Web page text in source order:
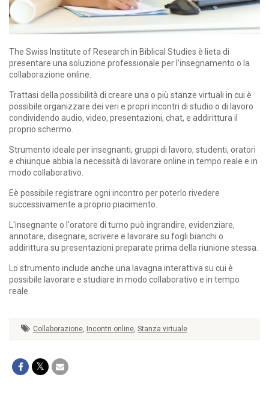
The Swiss Institute of Research in Biblical Studies è lieta di
presentare una soluzione professionale per l’insegnamento o la
collaborazione online.
Trattasi della possibilità di creare una o più stanze virtuali in cui è
possibile organizzare dei veri e propri incontri di studio o di lavoro
condividendo audio, video, presentazioni, chat, e addirittura il
proprio schermo.
Strumento ideale per insegnanti, gruppi di lavoro, studenti, oratori
e chiunque abbia la necessità di lavorare online in tempo reale e in
modo collaborativo.
Eè possibile registrare ogni incontro per poterlo rivedere
successivamente a proprio piacimento.
L'insegnante o l'oratore di turno può ingrandire, evidenziare,
annotare, disegnare, scrivere e lavorare su fogli bianchi o
addirittura su presentazioni preparate prima della riunione stessa.
Lo strumento include anche una lavagna interattiva su cui è
possibile lavorare e studiare in modo collaborativo e in tempo
reale.
Collaborazione, Incontri online, Stanza virtuale